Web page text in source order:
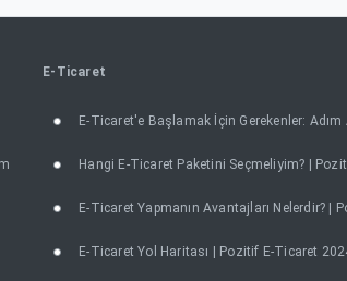
E-Ticaret
E-Ticaret'e Başlamak İçin Gerekenler: Adım
Hangi E-Ticaret Paketini Seçmeliyim? |
E-Ticaret Yapmanın Avantajları Nelerdir? |
E-Ticaret Yol Haritası | Pozitif E-Ticaret